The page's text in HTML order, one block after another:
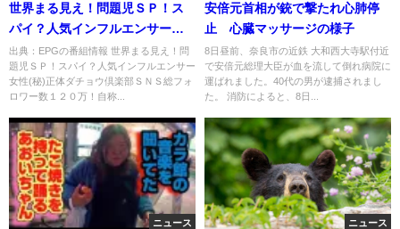
世界まる見え！問題児ＳＰ！ス
パイ？人気インフルエンサー女
性(秘)正体ダチョウ倶楽部[字]…
の番組内容解析まとめ
出典：EPGの番組情報 世界まる見え！問
題児ＳＰ！スパイ？人気インフルエンサー
女性(秘)正体ダチョウ倶楽部ＳＮＳ総フォ
ロワー数１２０万！自称...
安倍元首相が銃で撃たれ心肺停
止 心臓マッサージの様子
8日昼前、奈良市の近鉄 大和西大寺駅付近
で安倍元総理大臣が血を流して倒れ病院に
運ばれました。40代の男が逮捕されまし
た。 消防によると、8日...
ニュース ニュース